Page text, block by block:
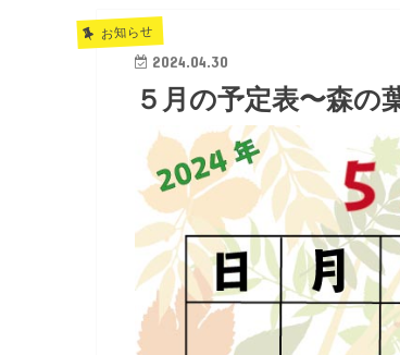
お知らせ
2024.04.30
５月の予定表〜森の